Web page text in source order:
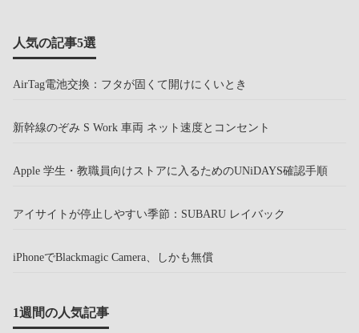
人気の記事5選
AirTag電池交換：フタが固くて開けにくいとき
新幹線のぞみ S Work 車両 ネット速度とコンセント
Apple 学生・教職員向けストアに入るためのUNiDAYS確認手順
アイサイトが停止しやすい季節：SUBARU レイバック
iPhoneでBlackmagic Camera、しかも無償
1週間の人気記事